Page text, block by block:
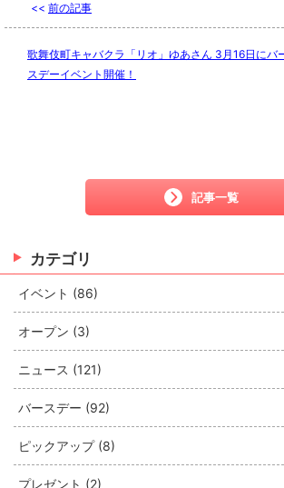
<< 前の記事
歌舞伎町キャバクラ「リオ」ゆあさん 3月16日にバ
スデーイベント開催！
記事一覧
カテゴリ
イベント (86)
オープン (3)
ニュース (121)
バースデー (92)
ピックアップ (8)
プレゼント (2)